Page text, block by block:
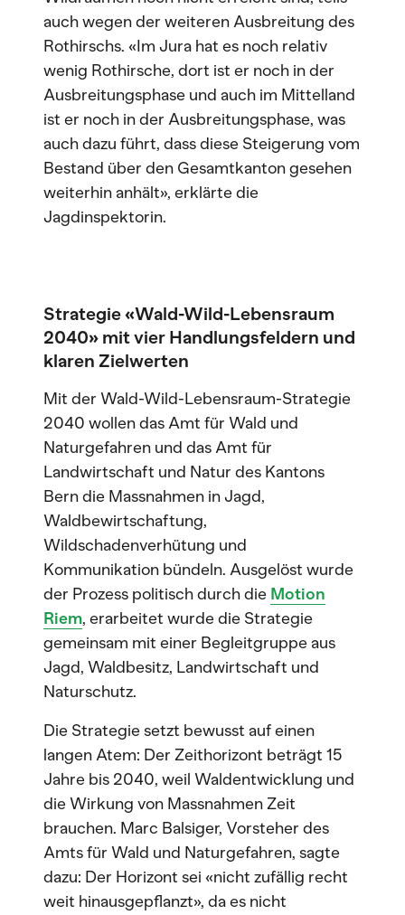
auch wegen der weiteren Ausbreitung des
Rothirschs. «Im Jura hat es noch relativ
wenig Rothirsche, dort ist er noch in der
Ausbreitungsphase und auch im Mittelland
ist er noch in der Ausbreitungsphase, was
auch dazu führt, dass diese Steigerung vom
Bestand über den Gesamtkanton gesehen
weiterhin anhält», erklärte die
Jagdinspektorin.
Strategie «Wald-Wild-Lebensraum
2040» mit vier Handlungsfeldern und
klaren Zielwerten
Mit der Wald-Wild-Lebensraum-Strategie
2040 wollen das Amt für Wald und
Naturgefahren und das Amt für
Landwirtschaft und Natur des Kantons
Bern die Massnahmen in Jagd,
Waldbewirtschaftung,
Wildschadenverhütung und
Kommunikation bündeln. Ausgelöst wurde
der Prozess politisch durch die Motion
Riem, erarbeitet wurde die Strategie
gemeinsam mit einer Begleitgruppe aus
Jagd, Waldbesitz, Landwirtschaft und
Naturschutz.
Die Strategie setzt bewusst auf einen
langen Atem: Der Zeithorizont beträgt 15
Jahre bis 2040, weil Waldentwicklung und
die Wirkung von Massnahmen Zeit
brauchen. Marc Balsiger, Vorsteher des
Amts für Wald und Naturgefahren, sagte
dazu: Der Horizont sei «nicht zufällig recht
weit hinausgepflanzt», da es nicht